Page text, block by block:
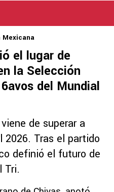
Mexicana
el lugar de
la Selección
del Mundial
de superar a
2026. Tras el partido
definió el futuro de
Tri.